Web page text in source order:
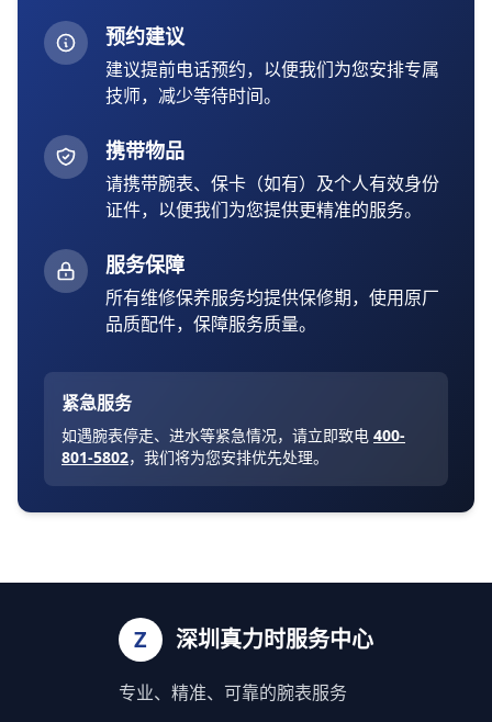
预约建议
建议提前电话预约，以便我们为您安排专属
技师，减少等待时间。
携带物品
请携带腕表、保卡（如有）及个人有效身份
证件，以便我们为您提供更精准的服务。
服务保障
所有维修保养服务均提供保修期，使用原厂
品质配件，保障服务质量。
紧急服务
如遇腕表停走、进水等紧急情况，请立即致电 400-
801-5802，我们将为您安排优先处理。
Z 深圳真力时服务中心
专业、精准、可靠的腕表服务